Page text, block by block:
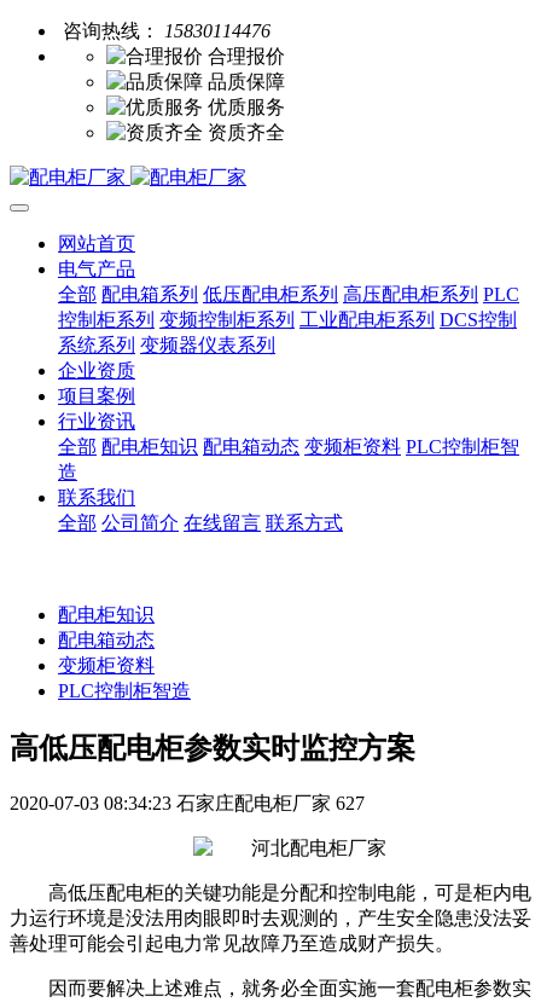
咨询热线：
15830114476
合理报价
品质保障
优质服务
资质齐全
网站首页
电气产品
全部 配电箱系列 低压配电柜系列 高压配电柜系列 PLC
控制柜系列 变频控制柜系列 工业配电柜系列 DCS控制
系统系列 变频器仪表系列
企业资质
项目案例
行业资讯
全部 配电柜知识 配电箱动态 变频柜资料 PLC控制柜智
造
联系我们
全部 公司简介 在线留言 联系方式
配电柜知识
配电箱动态
变频柜资料
PLC控制柜智造
高低压配电柜参数实时监控方案
2020-07-03 08:34:23 石家庄配电柜厂家 627
高低压配电柜的关键功能是分配和控制电能，可是柜内电
力运行环境是没法用肉眼即时去观测的，产生安全隐患没法妥
善处理可能会引起电力常见故障乃至造成财产损失。
因而要解决上述难点，就务必全面实施一套配电柜参数实